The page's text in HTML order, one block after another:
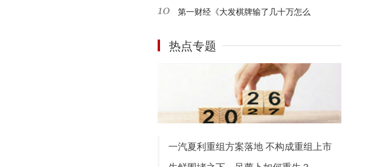
第一财经《大发棋牌输了几十万怎么
热点专题
一汽夏利重组方案落地 不构成重组上市